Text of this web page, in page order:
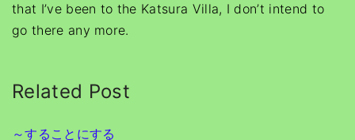
that I’ve been to the Katsura Villa, I don’t intend to
go there any more.
Related Post
～することにする